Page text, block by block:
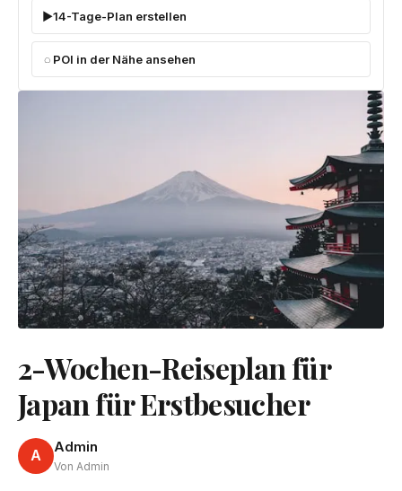
14-Tage-Plan erstellen
POI in der Nähe ansehen
2-Wochen-Reiseplan für
Japan für Erstbesucher
A Admin
Von Admin